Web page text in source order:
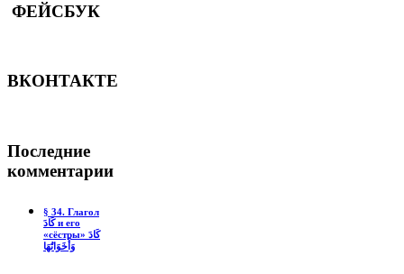
ФЕЙСБУК
ВКОНТАКТЕ
Последние
комментарии
§ 34. Глагол
كَادَ и его
«сёстры» كَادَ
وَأَخَوَاتُهَا